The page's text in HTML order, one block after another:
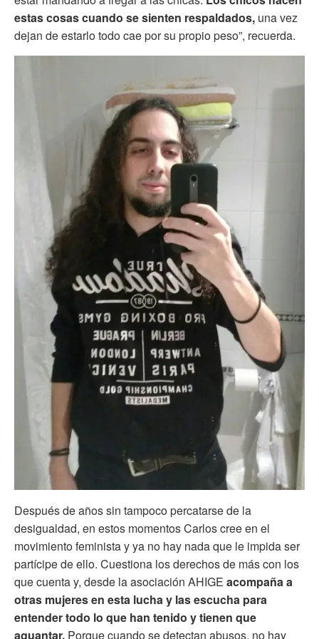
estas cosas cuando se sienten respaldados, una vez
dejan de estarlo todo cae por su propio peso”, recuerda.
Después de años sin tampoco percatarse de la
desigualdad, en estos momentos Carlos cree en el
movimiento feminista y ya no hay nada que le impida ser
partícipe de ello. Cuestiona los derechos de más con los
que cuenta y, desde la asociación AHIGE acompaña a
otras mujeres en esta lucha y las escucha para
entender todo lo que han tenido y tienen que
aguantar. Porque cuando se detectan abusos, no hay